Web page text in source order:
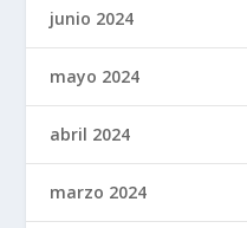
junio 2024
mayo 2024
abril 2024
marzo 2024